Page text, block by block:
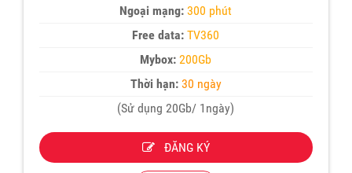
Ngoại mạng: 300 phút
Free data: TV360
Mybox: 200Gb
Thời hạn:30 ngày
(Sử dụng 20Gb/ 1ngày)
ĐĂNG KÝ